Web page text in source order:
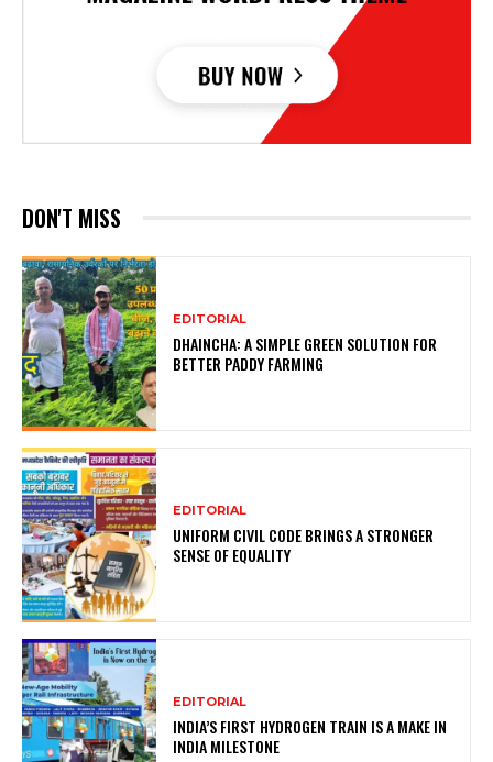
DON'T MISS
EDITORIAL
DHAINCHA: A SIMPLE GREEN SOLUTION FOR
BETTER PADDY FARMING
EDITORIAL
UNIFORM CIVIL CODE BRINGS A STRONGER
SENSE OF EQUALITY
EDITORIAL
INDIA’S FIRST HYDROGEN TRAIN IS A MAKE IN
INDIA MILESTONE